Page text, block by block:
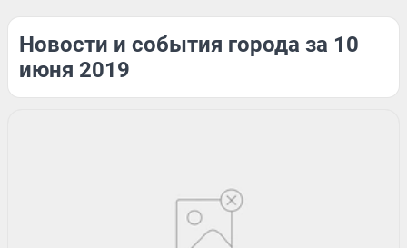
Новости и события города за 10
июня 2019